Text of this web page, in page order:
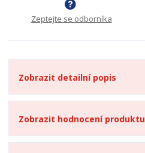
Zeptejte se odborníka
Zobrazit detailní popis
Zobrazit hodnocení produktu